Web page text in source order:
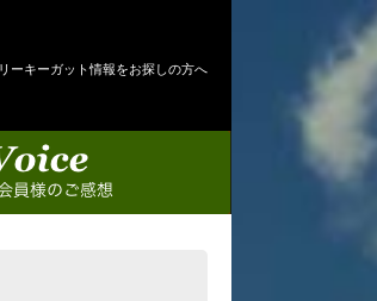
ーキーガット情報をお探しの方へ
のご感想